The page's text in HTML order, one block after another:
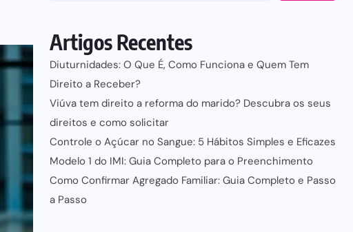
Artigos Recentes
Diuturnidades: O Que É, Como Funciona e Quem Tem
Direito a Receber?
Viúva tem direito a reforma do marido? Descubra os seus
direitos e como solicitar
Controle o Açúcar no Sangue: 5 Hábitos Simples e Eficazes
Modelo 1 do IMI: Guia Completo para o Preenchimento
Como Confirmar Agregado Familiar: Guia Completo e Passo
a Passo